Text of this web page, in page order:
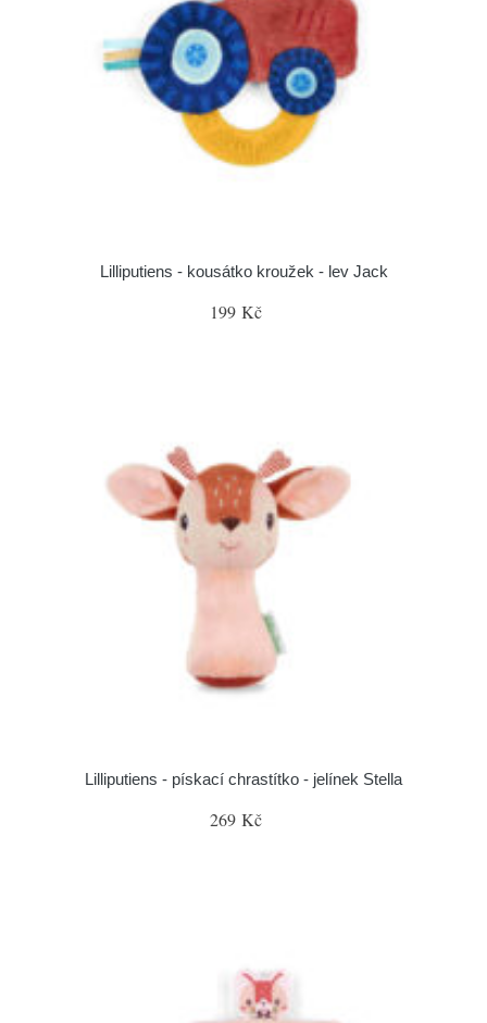
Lilliputiens - kousátko kroužek - lev Jack
199 Kč
Lilliputiens - pískací chrastítko - jelínek Stella
269 Kč